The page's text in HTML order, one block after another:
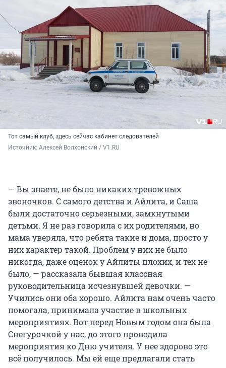
Тот самый клуб, здесь сейчас кабинет следователей
Источник: Алексей Волхонский / V1.RU
— Вы знаете, не было никаких тревожных
звоночков. С самого детства и Айлита, и Саша
были достаточно серьезными, замкнутыми
детьми. Я не раз говорила с их родителями, но
мама уверяла, что ребята такие и дома, просто у
них характер такой. Проблем у них не было
никогда, даже оценок у Айлиты плохих, и тех не
было, — рассказала бывшая классная
руководительница исчезнувшей девочки. —
Учились они оба хорошо. Айлита нам очень часто
помогала, принимала участие в школьных
мероприятиях. Вот перед Новым годом она была
Снегурочкой у нас, до этого проводила
мероприятия ко Дню учителя. У нее здорово это
всё получилось. Мы ей еще предлагали стать